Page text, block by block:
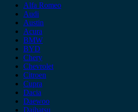
Alfa Romeo
Audi
Austin
Acura
BMW
BYD
Chery
Chevrolet
Citroen
Cupra
Dacia
Daewoo
Daihatsu